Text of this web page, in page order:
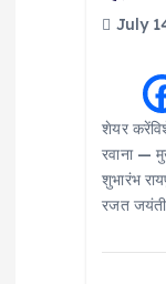
July
शेयर
रवाना —
शुभारंभ
रजत जयंती